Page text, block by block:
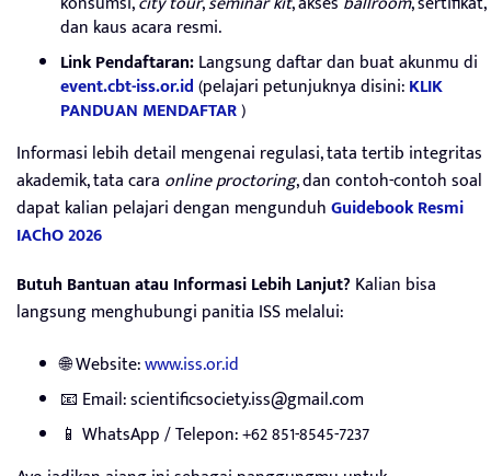
dan kaus acara resmi.
Link Pendaftaran:Langsung daftar dan buat akunmu di
event.cbt-iss.or.id(pelajari petunjuknya disini:KLIK
PANDUAN MENDAFTAR)
Informasi lebih detail mengenai regulasi, tata tertib integritas
akademik, tata cara online proctoring, dan contoh-contoh soal
dapat kalian pelajari dengan mengunduhGuidebook Resmi
IAChO 2026
Butuh Bantuan atau Informasi Lebih Lanjut? Kalian bisa
langsung menghubungi panitia ISS melalui:
🌐 Website:www.iss.or.id
📧 Email:scientificsociety.iss@gmail.com
📱 WhatsApp / Telepon: +62 851-8545-7237